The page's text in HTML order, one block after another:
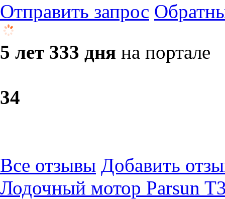
Отправить запрос
5 лет 333 дня на портале
34
Все отзывы Добавить
Лодочный мотор Parsun